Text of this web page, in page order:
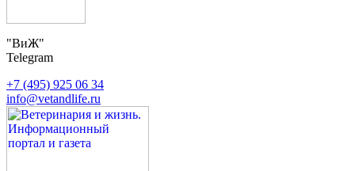
"ВиЖ"
Telegram
+7 (495) 925 06 34
info@vetandlife.ru